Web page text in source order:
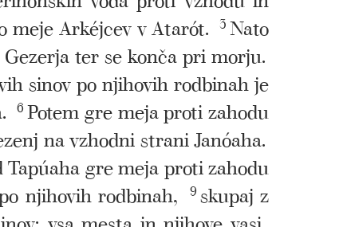
meje Arkéjcev v Atarót. 3 Nato
ter se konča pri morju.
sinov po njihovih rodbinah je
6 Potem gre meja proti zahodu
na vzhodni strani Janóaha.
Tapúaha gre meja proti zahodu
njihovih rodbinah,
9 skupaj z